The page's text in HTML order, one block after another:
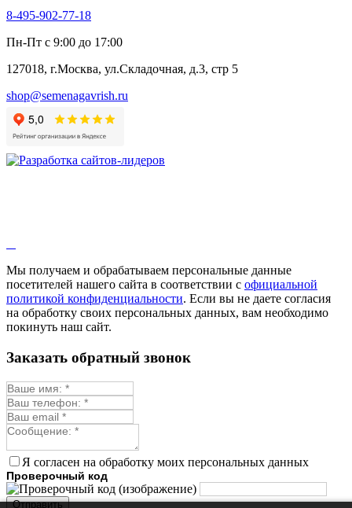
8-495-902-77-18
Пн-Пт с 9:00 до 17:00
127018, г.Москва, ул.Складочная, д.3, стр 5
shop@semenagavrish.ru
Мы получаем и обрабатываем персональные данные
посетителей нашего сайта в соответствии с официальной
политикой конфиденциальности. Если вы не даете согласия
на обработку своих персональных данных, вам необходимо
покинуть наш сайт.
Заказать обратный звонок
Я согласен на обработку моих персональных данных
Проверочный код
Отправить